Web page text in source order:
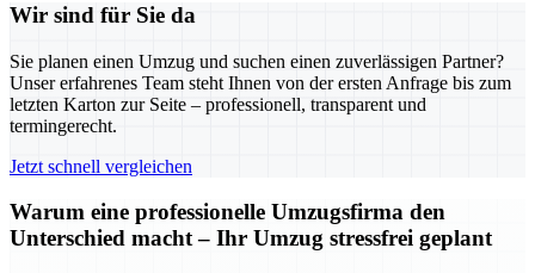
Wir sind für Sie da
Sie planen einen Umzug und suchen einen zuverlässigen Partner?
Unser erfahrenes Team steht Ihnen von der ersten Anfrage bis zum
letzten Karton zur Seite – professionell, transparent und
termingerecht.
Jetzt schnell vergleichen
Warum eine professionelle Umzugsfirma den
Unterschied macht – Ihr Umzug stressfrei geplant